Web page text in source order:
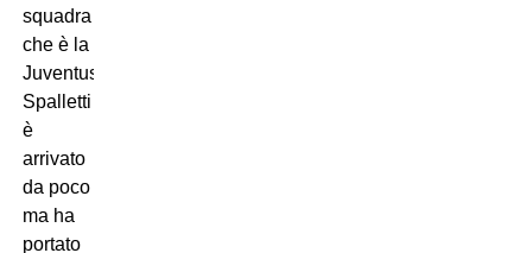
squadra
che è la
Juventus.
Spalletti
è
arrivato
da poco
ma ha
portato